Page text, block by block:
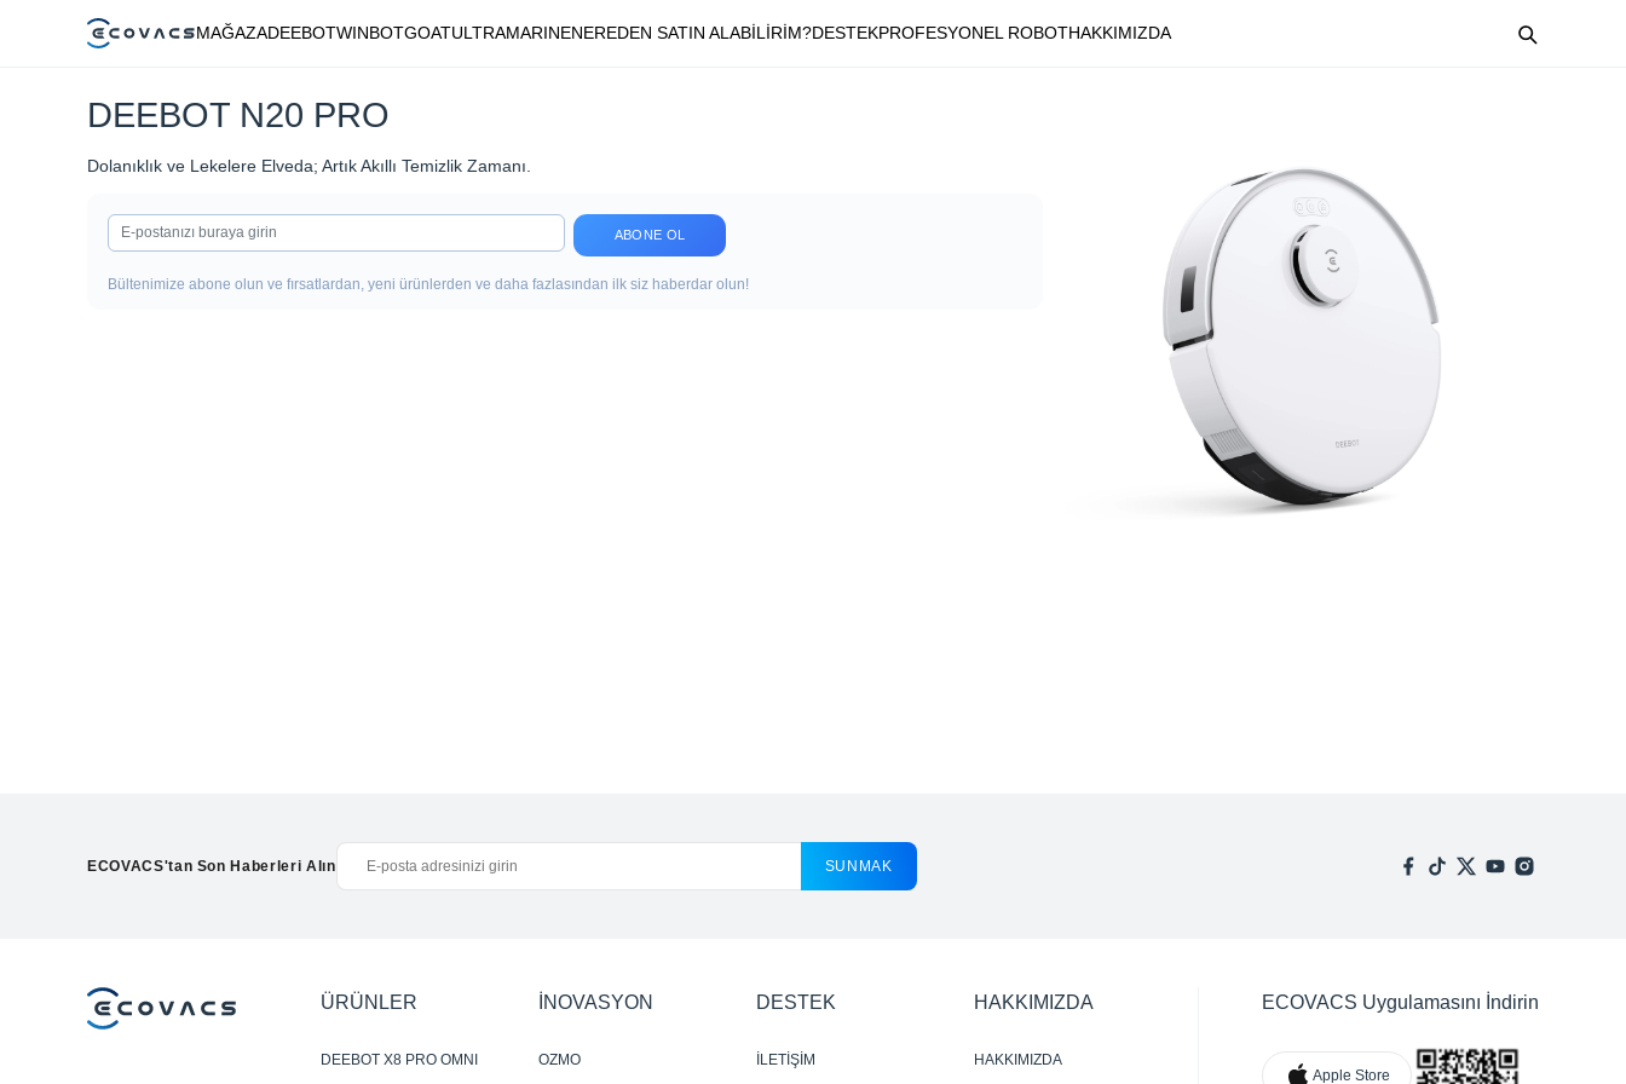
MAĞAZADEEBOTWINBOTGOATULTRAMARINENEREDEN SATIN ALABİLİRİM?DESTEKPROFESYONEL ROBOTHAKKIMIZDA
DEEBOT N20 PRO
Dolanıklık ve Lekelere Elveda; Artık Akıllı Temizlik Zamanı.
ABONE OL
Bültenimize abone olun ve fırsatlardan, yeni ürünlerden ve daha fazlasından ilk siz haberdar olun!
ECOVACS'tan Son Haberleri Alın SUNMAK
ÜRÜNLER
DEEBOT X8 PRO OMNI
İNOVASYON
OZMO
DESTEK
İLETİŞİM
HAKKIMIZDA
HAKKIMIZDA
ECOVACS Uygulamasını İndirin
Apple Store